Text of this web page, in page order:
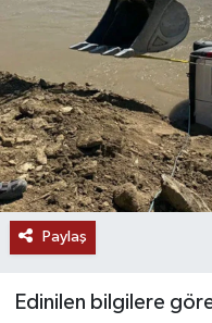
Paylaş
Edinilen bilgilere